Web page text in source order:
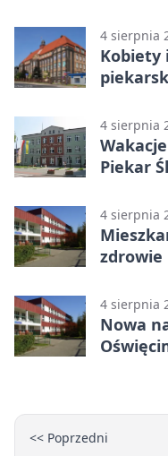
4 sierpnia
Kobiety
4 sierpnia
Piekar
4 sierpnia
zdrowie
4 sierpnia
Nowa
<< Poprzedni